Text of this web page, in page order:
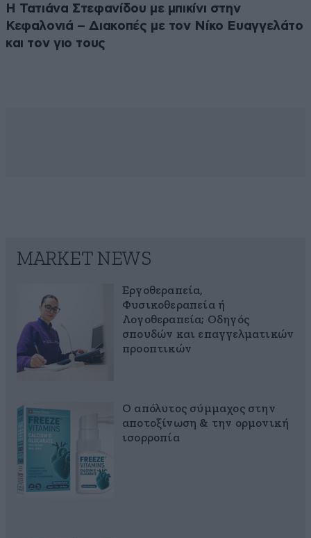
Η Τατιάνα Στεφανίδου με μπικίνι στην
Κεφαλονιά – Διακοπές με τον Νίκο Ευαγγελάτο
και τον γιο τους
MARKET NEWS
Εργοθεραπεία,
Φυσικοθεραπεία ή
Λογοθεραπεία; Οδηγός
σπουδών και επαγγελματικών
προοπτικών
Ο απόλυτος σύμμαχος στην
αποτοξίνωση & την ορμονική
ισορροπία